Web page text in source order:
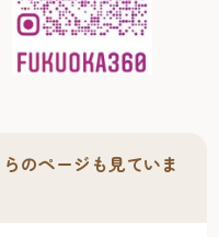
のページも見ていま